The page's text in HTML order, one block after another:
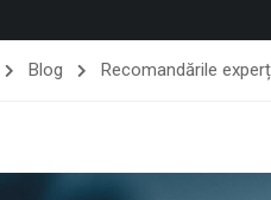
Blog Recomandările